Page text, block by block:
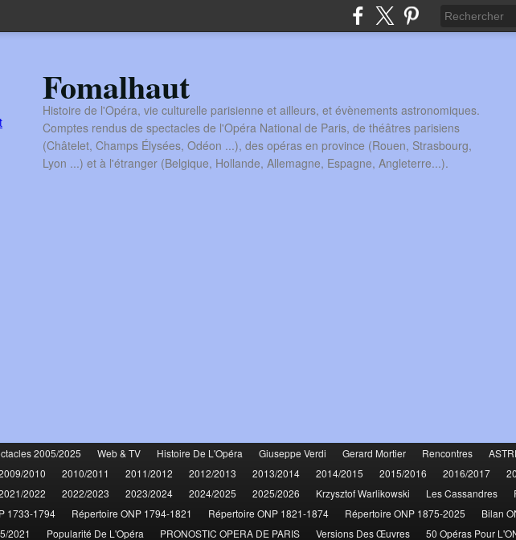
Fomalhaut
Histoire de l'Opéra, vie culturelle parisienne et ailleurs, et évènements astronomiques.
Comptes rendus de spectacles de l'Opéra National de Paris, de théâtres parisiens
(Châtelet, Champs Élysées, Odéon ...), des opéras en province (Rouen, Strasbourg,
Lyon ...) et à l'étranger (Belgique, Hollande, Allemagne, Espagne, Angleterre...).
2005/2025 Web & TV Histoire De L'Opéra Giuseppe Verdi Gerard Mortier Rencontres
2010 2010/2011 2011/2012 2012/2013 2013/2014 2014/2015 2015/2016 2016/2017
2022 2022/2023 2023/2024 2024/2025 2025/2026 Krzysztof Warlikowski Les Cassandres
1733-1794
Répertoire ONP 1794-1821 Répertoire ONP 1821-1874 Répertoire ONP 1875-2025 Bilan
2021
Popularité De L'Opéra PRONOSTIC OPERA DE PARIS Versions Des Œuvres 50 Opéras Pour